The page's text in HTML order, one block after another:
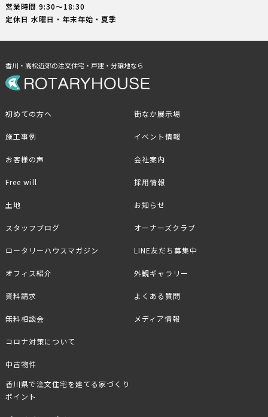
営業時間 9:30〜18:30
定休日 水曜日・年末年始・夏季
香川・高松近郊の注文住宅・戸建・分譲地なら
初めての方へ
施工事例
お客様の声
Free will
土地
街なか展示場
イベント情報
会社案内
採用情報
お知らせ
スタッフブログ
ロータリーハウスマガジン
オフィス紹介
資料請求
無料相談会
オーナーズクラブ
LINE友だち募集中
外観ギャラリー
よくある質問
メディア情報
コロナ対策について
中古物件
香川県で注文住宅を建てる家づくり
ポイント